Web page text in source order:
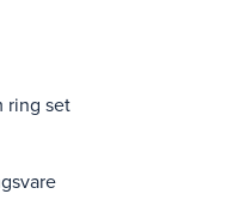
ring set